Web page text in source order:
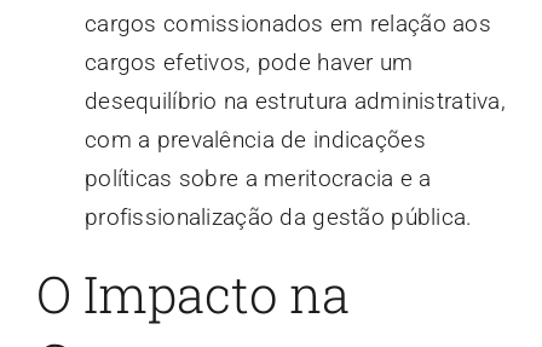
cargos comissionados em relação aos
cargos efetivos, pode haver um
desequilíbrio na estrutura administrativa,
com a prevalência de indicações
políticas sobre a meritocracia e a
profissionalização da gestão pública.
O Impacto na